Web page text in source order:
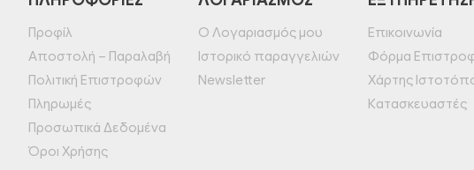
Προφίλ
Αποστολή – Παραλαβή
Πολιτική Επιστροφών
Πληρωμές
Προσωπικά Δεδομένα
Όροι Χρήσης
Ο Λογαριασμός μου
Ιστορικό παραγγελιών
Newsletter
Επικοινωνία
Φόρμα
Χάρτης
Κατασκευαστές